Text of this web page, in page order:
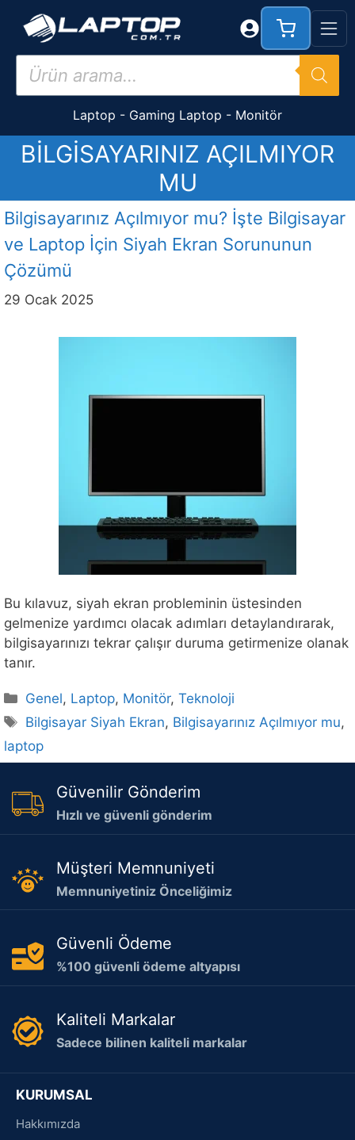
Products
search
Laptop - Gaming Laptop - Monitör
BILGISAYARINIZ AÇILMIYOR
MU
Bilgisayarınız Açılmıyor mu? İşte Bilgisayar
ve Laptop İçin Siyah Ekran Sorununun
Çözümü
29 Ocak 2025
Bu kılavuz, siyah ekran probleminin üstesinden
gelmenize yardımcı olacak adımları detaylandırarak,
bilgisayarınızı tekrar çalışır duruma getirmenize olanak
tanır.
Kategoriler
Genel, Laptop, Monitör,Teknoloji
Etiketler
Bilgisayar Siyah Ekran, Bilgisayarınız Açılmıyor mu,
laptop
Güvenilir Gönderim
Hızlı ve güvenli gönderim
Müşteri Memnuniyeti
Memnuniyetiniz Önceliğimiz
Güvenli Ödeme
%100 güvenli ödeme altyapısı
Kaliteli Markalar
Sadece bilinen kaliteli markalar
KURUMSAL
Hakkımızda